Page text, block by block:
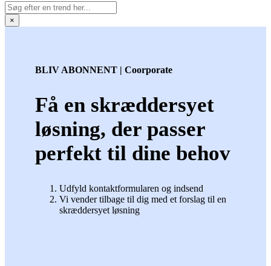
×
BLIV ABONNENT | Coorporate
Få en skræddersyet
løsning, der passer
perfekt til dine behov
Udfyld kontaktformularen og indsend
Vi vender tilbage til dig med et forslag til en
skræddersyet løsning